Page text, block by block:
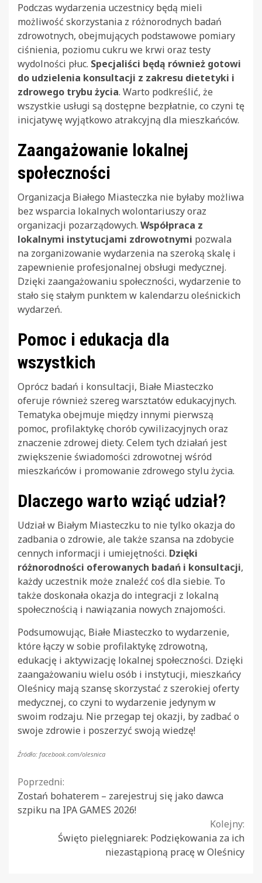
Podczas wydarzenia uczestnicy będą mieli
możliwość skorzystania z różnorodnych badań
zdrowotnych, obejmujących podstawowe pomiary
ciśnienia, poziomu cukru we krwi oraz testy
wydolności płuc. Specjaliści będą również gotowi
do udzielenia konsultacji z zakresu dietetyki i
zdrowego trybu życia. Warto podkreślić, że
wszystkie usługi są dostępne bezpłatnie, co czyni tę
inicjatywę wyjątkowo atrakcyjną dla mieszkańców.
Zaangażowanie lokalnej
społeczności
Organizacja Białego Miasteczka nie byłaby możliwa
bez wsparcia lokalnych wolontariuszy oraz
organizacji pozarządowych. Współpraca z
lokalnymi instytucjami zdrowotnymi pozwala
na zorganizowanie wydarzenia na szeroką skalę i
zapewnienie profesjonalnej obsługi medycznej.
Dzięki zaangażowaniu społeczności, wydarzenie to
stało się stałym punktem w kalendarzu oleśnickich
wydarzeń.
Pomoc i edukacja dla
wszystkich
Oprócz badań i konsultacji, Białe Miasteczko
oferuje również szereg warsztatów edukacyjnych.
Tematyka obejmuje między innymi pierwszą
pomoc, profilaktykę chorób cywilizacyjnych oraz
znaczenie zdrowej diety. Celem tych działań jest
zwiększenie świadomości zdrowotnej wśród
mieszkańców i promowanie zdrowego stylu życia.
Dlaczego warto wziąć udział?
Udział w Białym Miasteczku to nie tylko okazja do
zadbania o zdrowie, ale także szansa na zdobycie
cennych informacji i umiejętności. Dzięki
różnorodności oferowanych badań i konsultacji,
każdy uczestnik może znaleźć coś dla siebie. To
także doskonała okazja do integracji z lokalną
społecznością i nawiązania nowych znajomości.
Podsumowując, Białe Miasteczko to wydarzenie,
które łączy w sobie profilaktykę zdrowotną,
edukację i aktywizację lokalnej społeczności. Dzięki
zaangażowaniu wielu osób i instytucji, mieszkańcy
Oleśnicy mają szansę skorzystać z szerokiej oferty
medycznej, co czyni to wydarzenie jedynym w
swoim rodzaju. Nie przegap tej okazji, by zadbać o
swoje zdrowie i poszerzyć swoją wiedzę!
Źródło: facebook.com/olesnica
Continue
Reading
Poprzedni:
Zostań bohaterem – zarejestruj się jako dawca
szpiku na IPA GAMES 2026!
Kolejny:
Święto pielęgniarek: Podziękowania za ich
niezastąpioną pracę w Oleśnicy